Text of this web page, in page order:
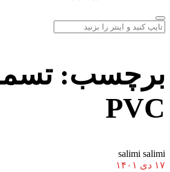
برچسب:
PVC
salimi salimi
۱۷ دی ۱۴۰۱